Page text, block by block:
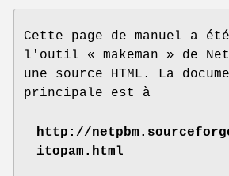
Cette page de manuel a
l'outil « makeman » de
une source HTML. La
principale est à
http://
itopam.html